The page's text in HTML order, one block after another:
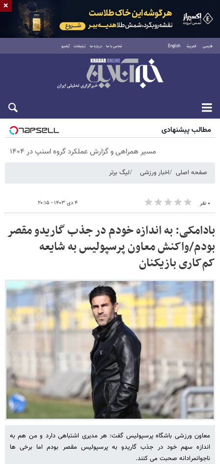
فارسی العربية English تماس با ما درباره ما تبلیغات آرشیو
پنجشنبه ۱۵ مرداد ۱۴۰۵
مطالب پیشنهادی
مسیر همراهی و گزارش عملکرد گروه اسنپ در ۱۴۰۴
صفحه اصلی اخبار ورزشی لیگ برتر
۰ نفر ۴ دی ۱۴۰۳ - ۲۰:۱۵
بادامکی: به اندازه خودم در جذب گاریدو مقصر
بودم/واکنش معاون پرسپولیس به شایعه
کم‌کاری بازیکنان
معاون ورزشی باشگاه پرسپولیس گفت: هر مدیری اشتباهی دارد و من هم به
اندازه سهم خود در جذب گاریدو به پرسپولیس مقصر بودم اما برخی ها
ناجوانمرادانه صحبت می کنند.
×